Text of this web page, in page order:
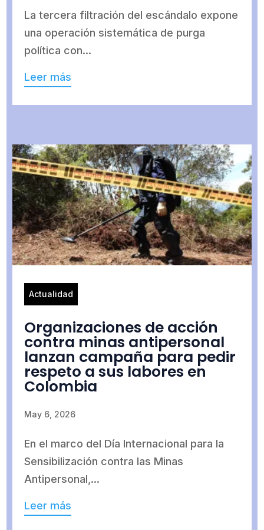
La tercera filtración del escándalo expone
una operación sistemática de purga
política con...
Leer más
Actualidad
Organizaciones de acción
contra minas antipersonal
lanzan campaña para pedir
respeto a sus labores en
Colombia
May 6, 2026
En el marco del Día Internacional para la
Sensibilización contra las Minas
Antipersonal,...
Leer más